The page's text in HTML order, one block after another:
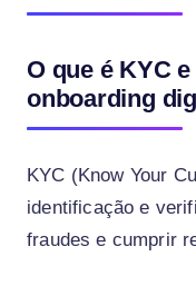
O que é KYC
onboarding
KYC (Know Your
identificação e
fraudes e cumprir